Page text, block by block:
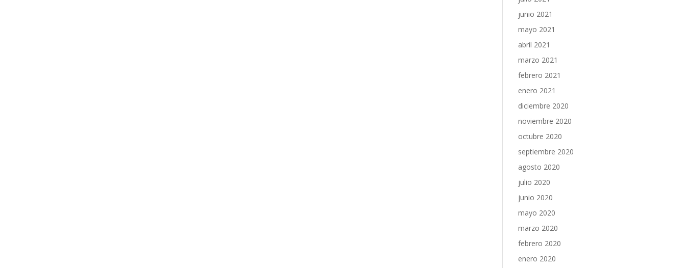
junio 2021
mayo 2021
abril 2021
marzo 2021
febrero 2021
enero 2021
diciembre 2020
noviembre 2020
octubre 2020
septiembre 2020
agosto 2020
julio 2020
junio 2020
mayo 2020
marzo 2020
febrero 2020
enero 2020